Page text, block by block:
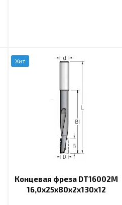
Хит
Концевая фреза DT16002M
16,0x25x80x2x130x12